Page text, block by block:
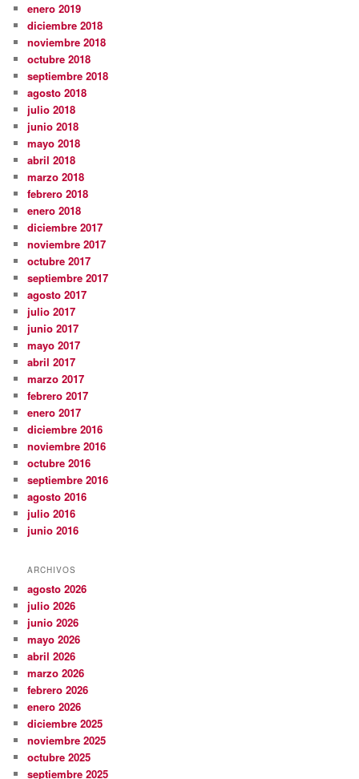
enero 2019
diciembre 2018
noviembre 2018
octubre 2018
septiembre 2018
agosto 2018
julio 2018
junio 2018
mayo 2018
abril 2018
marzo 2018
febrero 2018
enero 2018
diciembre 2017
noviembre 2017
octubre 2017
septiembre 2017
agosto 2017
julio 2017
junio 2017
mayo 2017
abril 2017
marzo 2017
febrero 2017
enero 2017
diciembre 2016
noviembre 2016
octubre 2016
septiembre 2016
agosto 2016
julio 2016
junio 2016
ARCHIVOS
agosto 2026
julio 2026
junio 2026
mayo 2026
abril 2026
marzo 2026
febrero 2026
enero 2026
diciembre 2025
noviembre 2025
octubre 2025
septiembre 2025